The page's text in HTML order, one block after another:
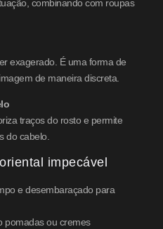
combinando com roupas
exagerado. É uma forma de
de maneira discreta.
traços do rosto e permite
do cabelo.
impecável
e desembaraçado para
pomadas ou cremes